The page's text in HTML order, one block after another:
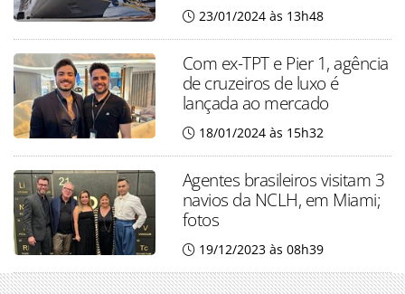
23/01/2024 às 13h48
Com ex-TPT e Pier 1, agência
de cruzeiros de luxo é
lançada ao mercado
18/01/2024 às 15h32
Agentes brasileiros visitam 3
navios da NCLH, em Miami;
fotos
19/12/2023 às 08h39